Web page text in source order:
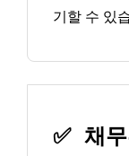
기할 수 있
✅ 채